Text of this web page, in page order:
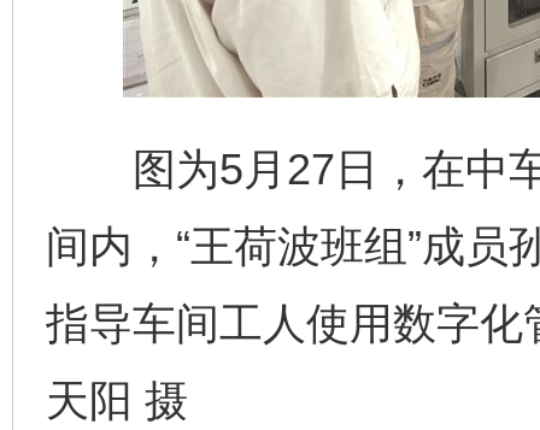
图为5月27日，在中车
间内，“王荷波班组”成
指导车间工人使用数字
天阳 摄